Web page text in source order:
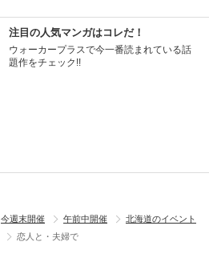
注目の人気マンガはコレだ！
ウォーカープラスで今一番読まれている話
題作をチェック!!
今週末開催 午前中開催
北海道のイベント
恋人と・夫婦で